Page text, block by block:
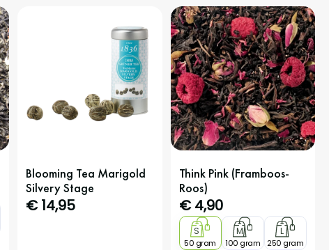
Blooming Tea Marigold
Silvery Stage
€ 14,95
Think Pink (Framboos-
Roos)
€4,90
S
50 gram
M
100 gram
L
250 gram